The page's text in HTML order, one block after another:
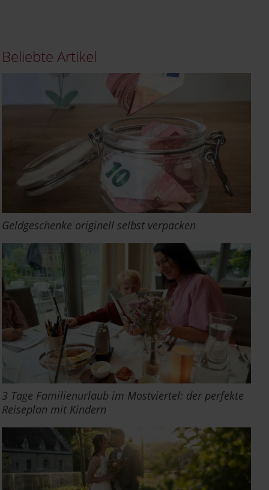
Beliebte Artikel
Geldgeschenke originell selbst verpacken
3 Tage Familienurlaub im Mostviertel: der perfekte
Reiseplan mit Kindern